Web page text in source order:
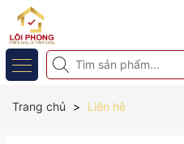
Trang chủ Liên hệ